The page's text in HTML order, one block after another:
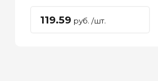
119.59 руб. /шт.